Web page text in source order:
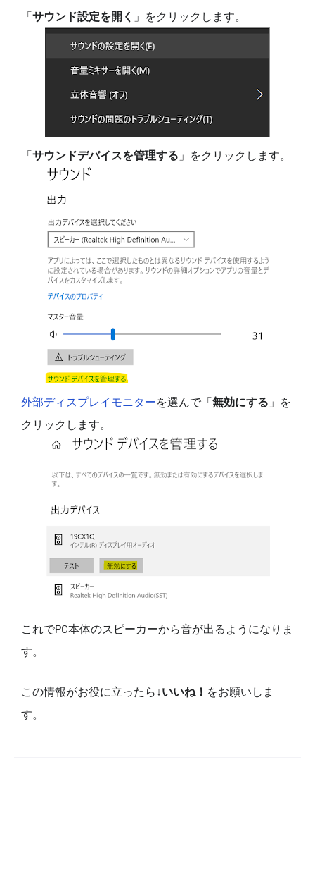
「サウンド設定を開く 」をクリックします。
「サウンドデバイスを管理する 」をクリックします。
外部ディスプレイモニターを選んで「無効にする 」を
クリックします。
これでPC本体のスピーカーから音が出るようになりま
す。
この情報がお役に立ったら↓いいね！ をお願いしま
す。